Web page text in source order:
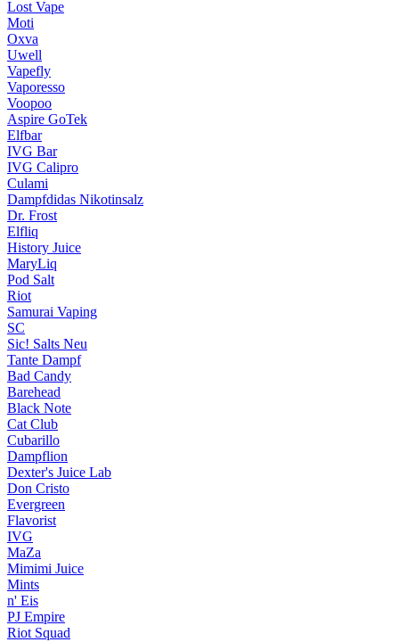
Lost Vape
Moti
Oxva
Uwell
Vapefly
Vaporesso
Voopoo
Aspire GoTek
Elfbar
IVG Bar
IVG Calipro
Culami
Dampfdidas Nikotinsalz
Dr. Frost
Elfliq
History Juice
MaryLiq
Pod Salt
Riot
Samurai Vaping
SC
Sic! Salts Neu
Tante Dampf
Bad Candy
Barehead
Black Note
Cat Club
Cubarillo
Dampflion
Dexter's Juice Lab
Don Cristo
Evergreen
Flavorist
IVG
MaZa
Mimimi Juice
Mints
n' Eis
PJ Empire
Riot Squad